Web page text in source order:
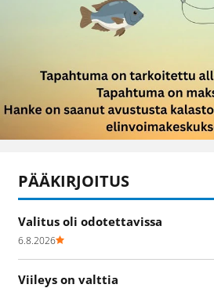
PÄÄKIRJOITUS
Valitus oli odotettavissa
6.8.2026
Viileys on valttia